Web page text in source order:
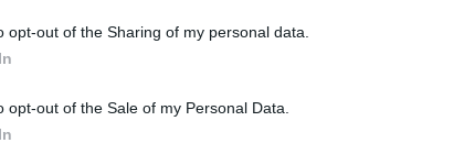
opt-out of the Sharing of my personal data.
opt-out of the Sale of my Personal Data.
του 90λέπτου. Στη Γ΄ Εθνική δύο παίκτες
της Super League 2 για έναν παίκτη του 2007.
πέρσι στη Γ΄ Εθνική (2007), στο
στα 17 θα παίζει στις ΕΠΣ, στα 18 στη Γ΄ Εθνική,
για το ανώτερο επίπεδο».